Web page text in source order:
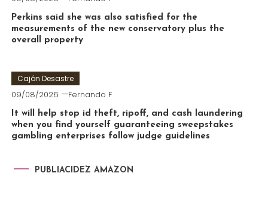
Perkins said she was also satisfied for the
measurements of the new conservatory plus the
overall property
Cajón Desastre
09/08/2026 Fernando F
It will help stop id theft, ripoff, and cash laundering
when you find yourself guaranteeing sweepstakes
gambling enterprises follow judge guidelines
PUBLIACIDEZ AMAZON